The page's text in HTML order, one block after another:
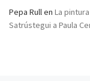
Pepa Rullen La
Satrústegui a Paula